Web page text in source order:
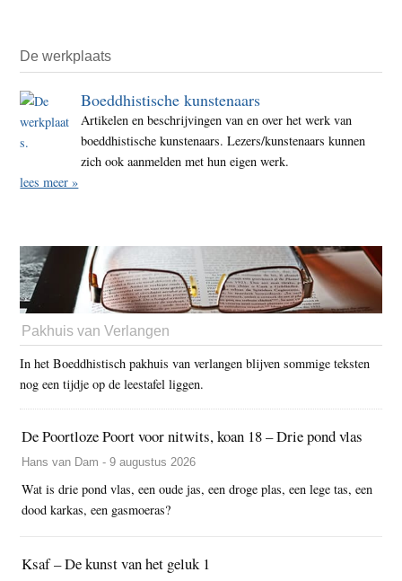
De werkplaats
Boeddhistische kunstenaars
Artikelen en beschrijvingen van en over het werk van
boeddhistische kunstenaars. Lezers/kunstenaars kunnen
zich ook aanmelden met hun eigen werk.
lees meer »
Pakhuis van Verlangen
In het Boeddhistisch pakhuis van verlangen blijven sommige teksten
nog een tijdje op de leestafel liggen.
De Poortloze Poort voor nitwits, koan 18 – Drie pond vlas
Hans van Dam - 9 augustus 2026
Wat is drie pond vlas, een oude jas, een droge plas, een lege tas, een
dood karkas, een gasmoeras?
Ksaf – De kunst van het geluk 1